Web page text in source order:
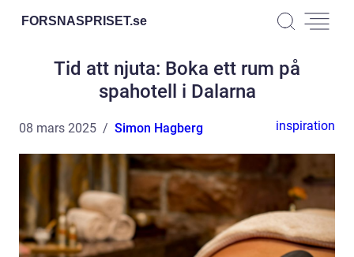
FORSNASPRISET.se
Tid att njuta: Boka ett rum på
spahotell i Dalarna
08 mars 2025 Simon Hagberg inspiration